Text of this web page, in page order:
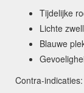
Tijdelijke
Lichte
Blauwe
Contra-indicaties: